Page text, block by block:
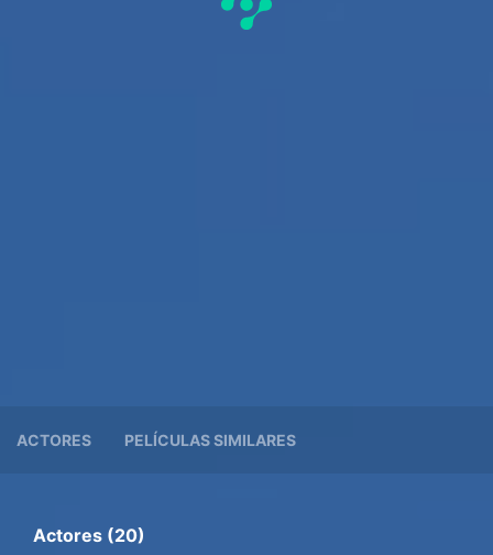
ACTORES PELÍCULAS SIMILARES
Actores (20)